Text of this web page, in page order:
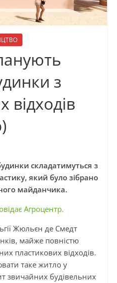
з
відходів
складатимуться з
який було зібрано
майданчика.
Агроцентр.
Жюльєн де Смедт
майже повністю
пластикових відходів.
таке житло у
звичайних будівельних